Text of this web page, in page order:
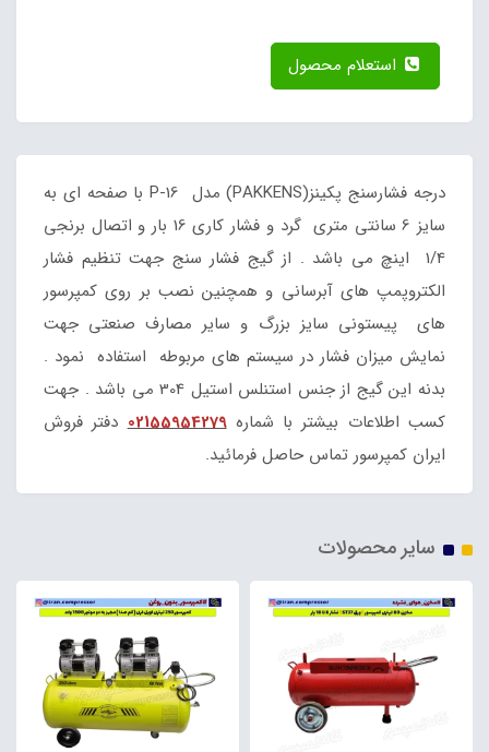
درجه فشارسنج پکینز(PAKKENS) مدل P-16 با صفحه ای به
سایز 6 سانتی متری گرد و فشار کاری 16 بار و اتصال برنجی
1/4 اینچ می باشد . از گیج فشار سنج جهت تنظیم فشار
الکتروپمپ های آبرسانی و همچنین نصب بر روی کمپرسور
های پیستونی سایز بزرگ و سایر مصارف صنعتی جهت
نمایش میزان فشار در سیستم های مربوطه استفاده نمود .
بدنه این گیج از جنس استنلس استیل 304 می باشد . جهت
کسب اطلاعات بیشتر با شماره02155954279 دفتر فروش
ایران کمپرسور تماس حاصل فرمائید.
سایر محصولات